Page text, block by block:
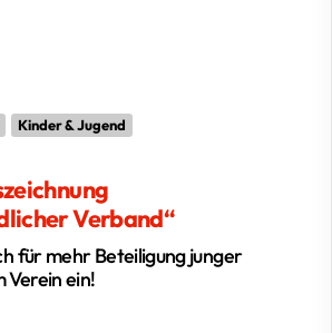
Kinder & Jugend
Verband“
für mehr Beteiligung junger
Verein ein!